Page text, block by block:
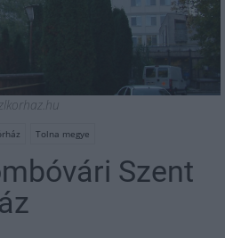
Tolna megye
Szent